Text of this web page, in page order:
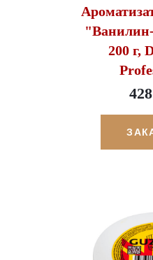
200 г,